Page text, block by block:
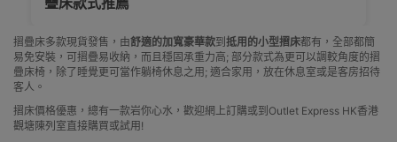
摺疊床多款現貨發售，由舒適的加寬豪華款到 抵用的小型摺床都有，全部都簡
易免安裝，可摺疊易收納，而且穩固承重力高; 部分款式為更可以調較角度的摺
疊床椅，除了睡覺更可當作躺椅休息之用; 適合家用，放在休息室或是客房招待
客人。
摺床價格優惠，總有一款岩你心水，歡迎網上訂購或到Outlet Express HK香港
觀塘陳列室直接購買或試用!